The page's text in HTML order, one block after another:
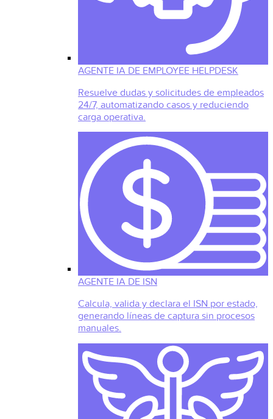
AGENTE IA DE EMPLOYEE HELPDESK
Resuelve dudas y solicitudes de empleados
24/7, automatizando casos y reduciendo
carga operativa.
AGENTE IA DE ISN
Calcula, valida y declara el ISN por estado,
generando líneas de captura sin procesos
manuales.